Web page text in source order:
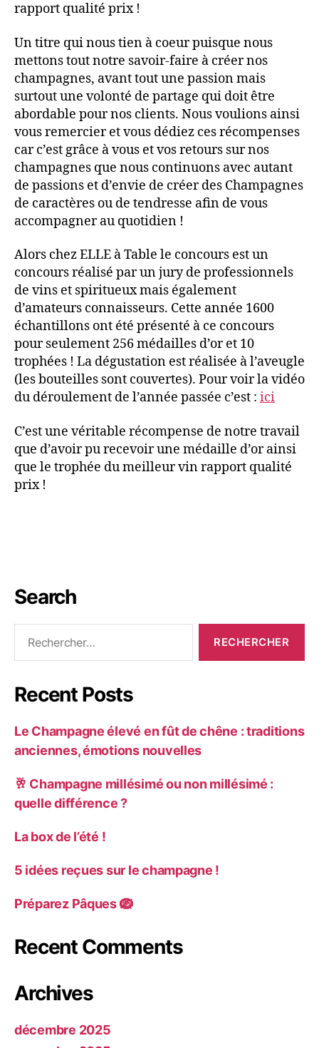
rapport qualité prix !
Un titre qui nous tien à coeur puisque nous
mettons tout notre savoir-faire à créer nos
champagnes, avant tout une passion mais
surtout une volonté de partage qui doit être
abordable pour nos clients. Nous voulions ainsi
vous remercier et vous dédiez ces récompenses
car c’est grâce à vous et vos retours sur nos
champagnes que nous continuons avec autant
de passions et d’envie de créer des Champagnes
de caractères ou de tendresse afin de vous
accompagner au quotidien !
Alors chez ELLE à Table le concours est un
concours réalisé par un jury de professionnels
de vins et spiritueux mais également
d’amateurs connaisseurs. Cette année 1600
échantillons ont été présenté à ce concours
pour seulement 256 médailles d’or et 10
trophées ! La dégustation est réalisée à l’aveugle
(les bouteilles sont couvertes). Pour voir la vidéo
du déroulement de l’année passée c’est : ici
C’est une véritable récompense de notre travail
que d’avoir pu recevoir une médaille d’or ainsi
que le trophée du meilleur vin rapport qualité
prix !
Search
Recent Posts
Le Champagne élevé en fût de chêne : traditions
anciennes, émotions nouvelles
🥂 Champagne millésimé ou non millésimé :
quelle différence ?
La box de l’été !
5 idées reçues sur le champagne !
Préparez Pâques 🪺
Recent Comments
Archives
décembre 2025